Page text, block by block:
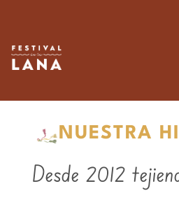
NUESTRA
Desde 2012